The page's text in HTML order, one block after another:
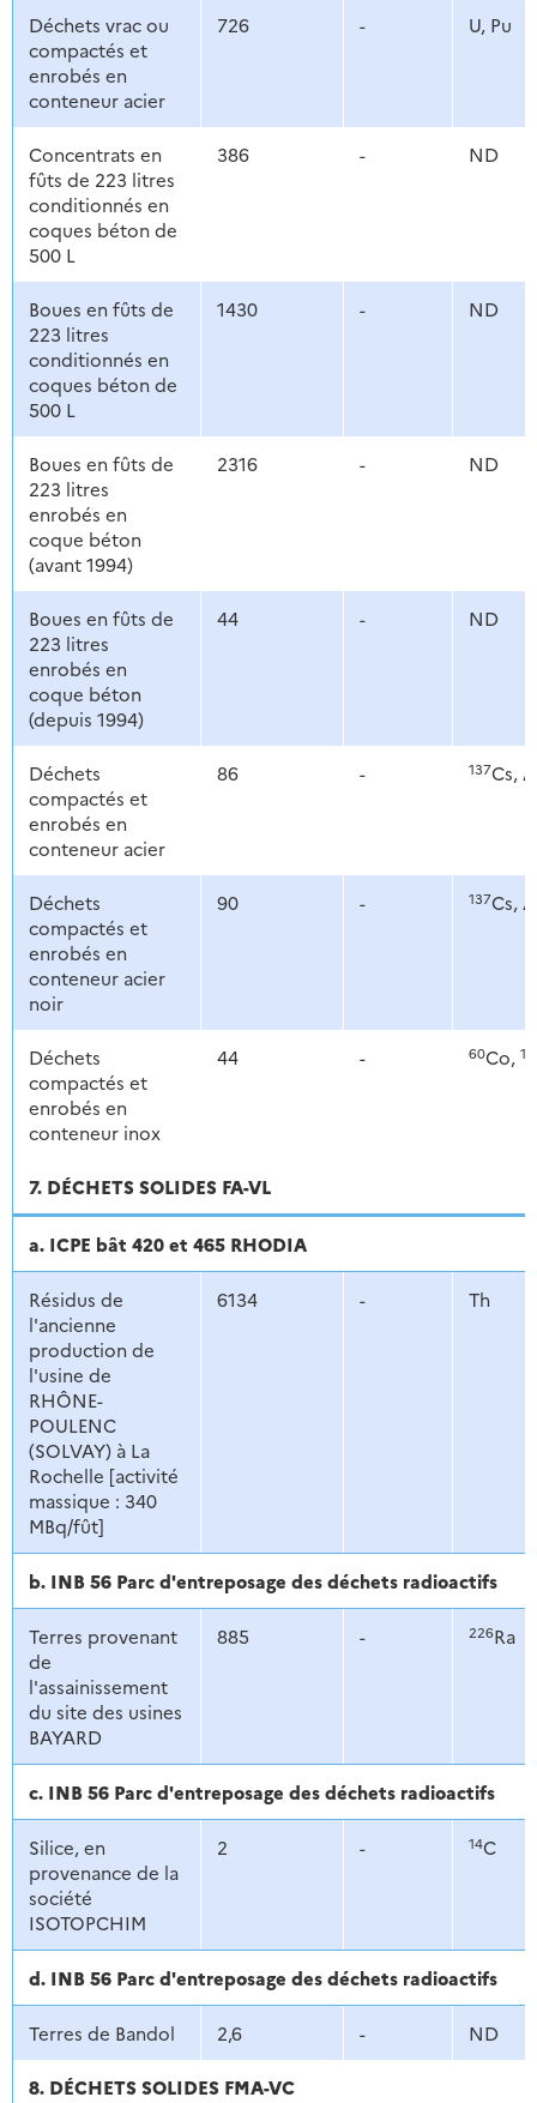
Déchets vrac ou
compactés et
enrobés en
conteneur acier
726 - U, Pu
Concentrats en
fûts de 223 litres
conditionnés en
coques béton de
500 L
386 - ND
Boues en fûts de
223 litres
conditionnés en
coques béton de
500 L
1430 - ND
Boues en fûts de
223 litres
enrobés en
coque béton
(avant 1994)
2316 - ND
Boues en fûts de
223 litres
enrobés en
coque béton
(depuis 1994)
44 - ND
Déchets
compactés et
enrobés en
conteneur acier
86 - 137Cs,
Déchets
compactés et
enrobés en
conteneur acier
noir
90 - 137Cs,
Déchets
compactés et
enrobés en
conteneur inox
44 - 60Co,
7. DÉCHETS SOLIDES FA-VL
a. ICPE bât 420 et 465 RHODIA
Résidus de
l'ancienne
production de
l'usine de
RHÔNE-
POULENC
(SOLVAY) à La
Rochelle [activité
massique : 340
MBq/fût]
6134 - Th
b. INB 56 Parc d'entreposage des déchets radioactifs
Terres provenant
de
l'assainissement
du site des usines
BAYARD
885 - 226Ra
c. INB 56 Parc d'entreposage des déchets radioactifs
Silice, en
provenance de la
société
ISOTOPCHIM
2 - 14C
d. INB 56 Parc d'entreposage des déchets radioactifs
Terres de Bandol 2,6 - ND
8. DÉCHETS SOLIDES FMA-VC